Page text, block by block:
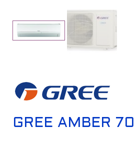
GREE AMBER 70